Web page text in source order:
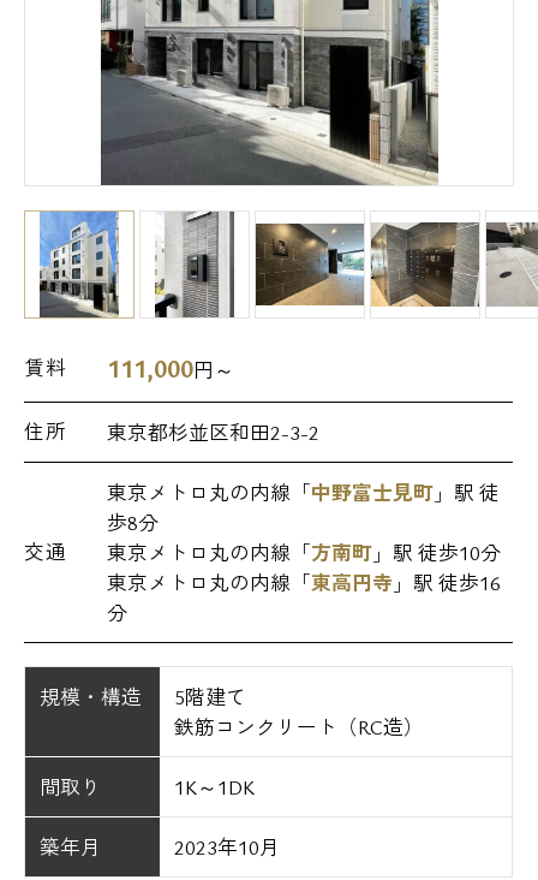
賃料 111,000円～
住所 東京都杉並区和田2-3-2
交通
東京メトロ丸の内線「中野富士見町 」駅 徒
歩8分
東京メトロ丸の内線「方南町 」駅 徒歩10分
東京メトロ丸の内線「東高円寺 」駅 徒歩16
分
規模・構造
5階建て
鉄筋コンクリート（RC造）
間取り 1K～1DK
築年月 2023年10月